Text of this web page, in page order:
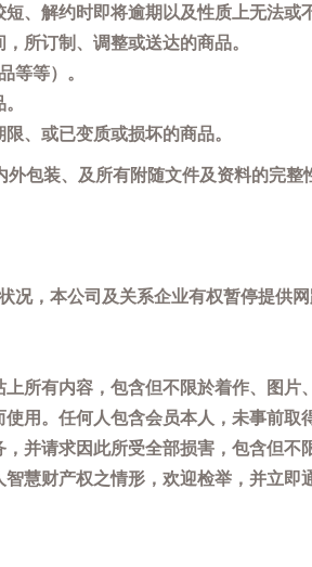
、解约时即将逾期以及性质上无法或
所订制、调整或送达的商品。
等等）。
、或已变质或损坏的商品。
包装、及所有附随文件及资料的完
，本公司及关系企业有权暂停提供网
所有内容，包含但不限於着作、图
用。任何人包含会员本人，未事前
并请求因此所受全部损害，包含但不
慧财产权之情形，欢迎检举，并立